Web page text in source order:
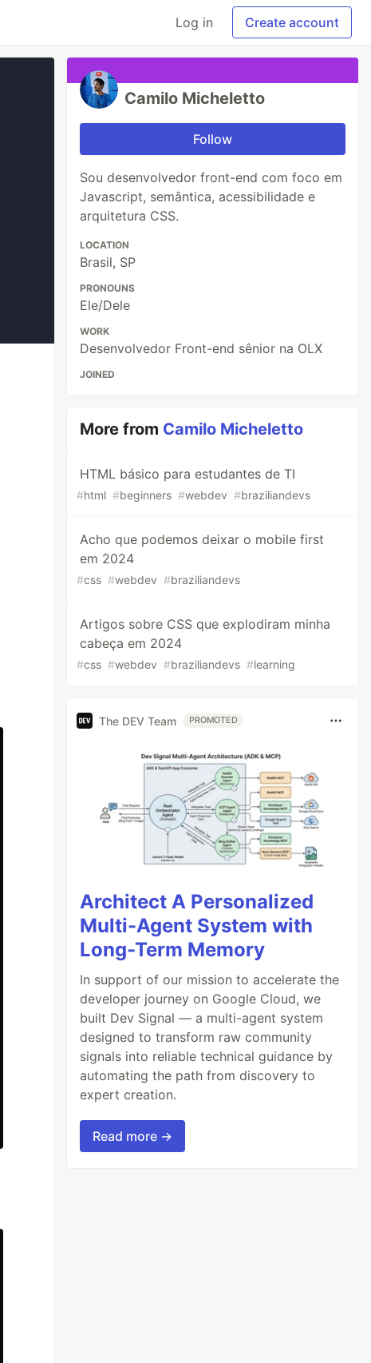
Log in Create account
Camilo Micheletto
Follow
Sou desenvolvedor front-end com foco em
Javascript, semântica, acessibilidade e
arquitetura CSS.
LOCATION
Brasil, SP
PRONOUNS
Ele/Dele
WORK
Desenvolvedor Front-end sênior na OLX
JOINED
More from Camilo Micheletto
HTML básico para estudantes de TI
#html #beginners #webdev #braziliandevs
Acho que podemos deixar o mobile first
em 2024
#css #webdev #braziliandevs
Artigos sobre CSS que explodiram minha
cabeça em 2024
#css #webdev #braziliandevs #learning
The DEV Team PROMOTED
Architect A Personalized
Multi-Agent System with
Long-Term Memory
In support of our mission to accelerate the
developer journey on Google Cloud, we
built Dev Signal — a multi-agent system
designed to transform raw community
signals into reliable technical guidance by
automating the path from discovery to
expert creation.
Read more →